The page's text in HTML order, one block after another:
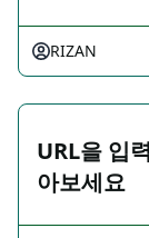
RIZAN
URL을 입
아보세요